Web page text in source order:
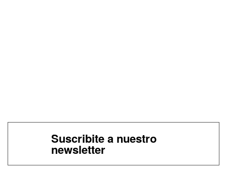
Suscribite a nuestro
newsletter